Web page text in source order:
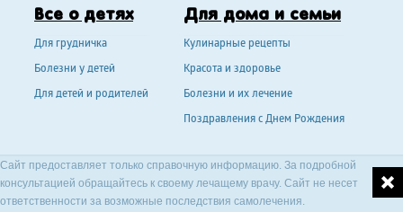
Все о детях
Для грудничка
Болезни у детей
Для детей и родителей
Для дома и семьи
Кулинарные рецепты
Красота и здоровье
Болезни и их лечение
Поздравления с Днем Рождения
Сайт предоставляет только справочную информацию. За подробной
консультацией обращайтесь к своему лечащему врачу. Сайт не несет
ответственности за возможные последствия самолечения.